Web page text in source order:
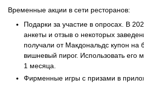
Временные акции в сети ресторанов:
Подарки за участие в опросах. В
анкеты и отзыв о некоторых
получали от Макдональдс купон на
вишневый пирог. Использовать его
1 месяца.
Фирменные игры с призами в